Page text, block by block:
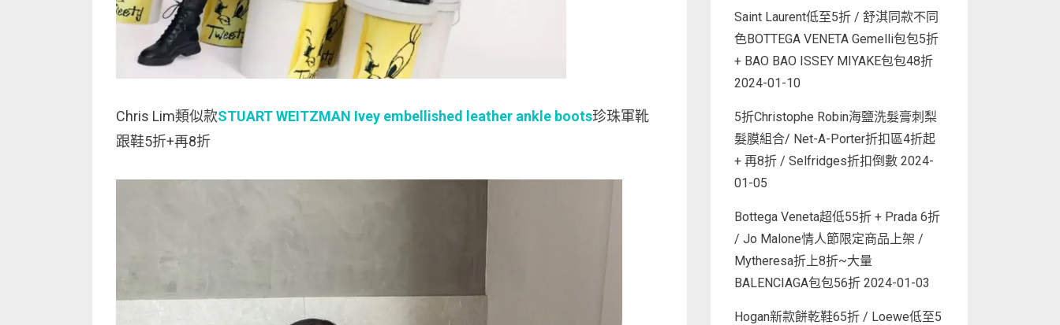
Chris Lim類似款STUART WEITZMAN Ivey embellished leather ankle boots珍珠軍靴
跟鞋5折+再8折
Saint Laurent低至5折 / 舒淇同款不同
色BOTTEGA VENETA Gemelli包包5折
+ BAO BAO ISSEY MIYAKE包包48折
2024-01-10
5折Christophe Robin海鹽洗髮膏刺梨
髮膜組合/ Net-A-Porter折扣區4折起
+ 再8折 / Selfridges折扣倒數 2024-
01-05
Bottega Veneta超低55折 + Prada 6折
/ Jo Malone情人節限定商品上架 /
Mytheresa折上8折~大量
BALENCIAGA包包56折 2024-01-03
Hogan新款餅乾鞋65折 / Loewe低至5